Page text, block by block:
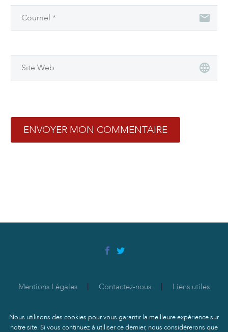
ENVOYER MON COMMENTAIRE
Mentions Légales Contactez-nous Liens utiles
2018 © CPME 94
Nous utilisons des cookies pour vous garantir la meilleure expérience sur
notre site. Si vous continuez à utiliser ce dernier, nous considérerons que